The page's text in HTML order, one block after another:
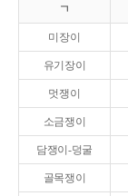
ㄱ
미장이
유기장이
멋쟁이
소금쟁이
담쟁이-덩굴
골목쟁이